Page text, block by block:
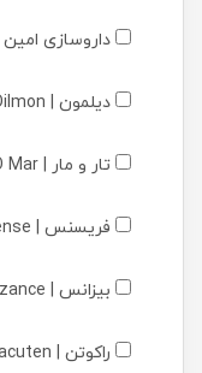
داروسازی امین | Amin
دیلمون | Dilmon
تار و مار | Tar O Mar
فریسنس | Free Sense
بیزانس | Byzance
راکوتن | Racuten